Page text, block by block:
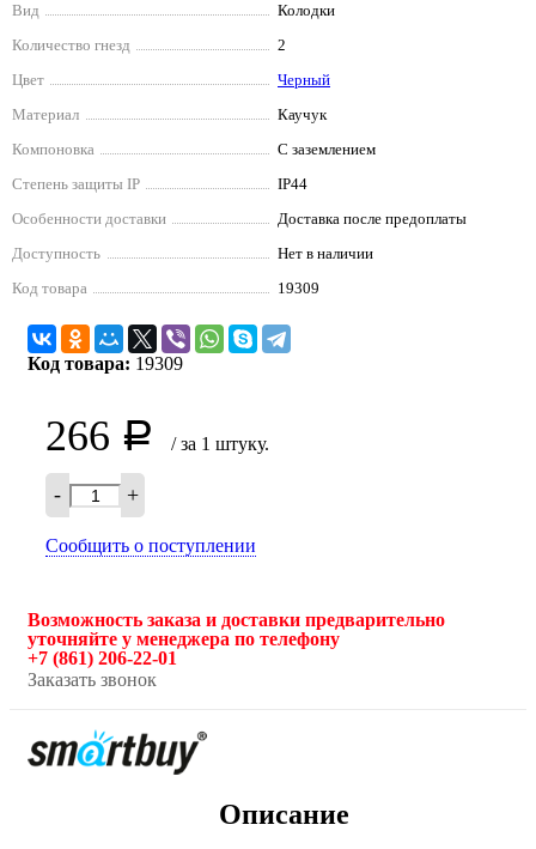
Вид
Колодки
Количество гнезд
2
Цвет
Черный
Материал
Каучук
Компоновка
С заземлением
Степень защиты IP
IP44
Особенности доставки
Доставка после предоплаты
Доступность
Нет в наличии
Код товара
19309
Код товара: 19309
266 Р / за 1 штуку.
- +
Сообщить о поступлении
Возможность заказа и доставки предварительно
уточняйте у менеджера по телефону
+7 (861) 206-22-01
Заказать звонок
Описание